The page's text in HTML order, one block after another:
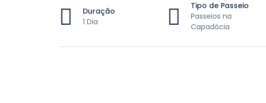
Duração
1 Dia
Tipo de Passeio
Passeios na
Capadócia